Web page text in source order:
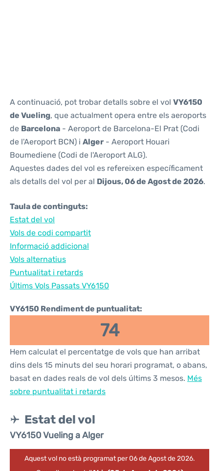
A continuació, pot trobar detalls sobre el vol VY6150
de Vueling, que actualment opera entre els aeroports
de Barcelona - Aeroport de Barcelona-El Prat (Codi
de l'Aeroport BCN) i Alger - Aeroport Houari
Boumediene (Codi de l'Aeroport ALG).
Aquestes dades del vol es refereixen específicament
als detalls del vol per al Dijous, 06 de Agost de 2026.
Taula de continguts:
Estat del vol
Vols de codi compartit
Informació addicional
Vols alternatius
Puntualitat i retards
Últims Vols Passats VY6150
VY6150 Rendiment de puntualitat:
74
Hem calculat el percentatge de vols que han arribat
dins dels 15 minuts del seu horari programat, o abans,
basat en dades reals de vol dels últims 3 mesos. Més
sobre puntualitat i retards
Estat del vol
VY6150 Vueling a Alger
Aquest vol no està programat per 06 de Agost de 2026.